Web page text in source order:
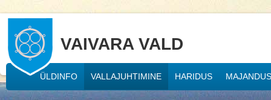
VAIVARA VALD
ÜLDINFO VALLAJUHTIMINE HARIDUS MAJANDUS